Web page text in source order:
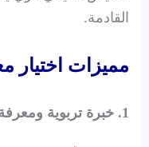
القادمة.
مميزات اختيار
1. خبرة تربوية ومعرفة بالمناهج